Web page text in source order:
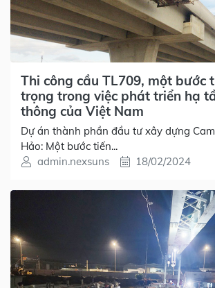
Thi công cầu TL709, một bước
trọng trong việc phát triển hạ
thông của Việt Nam
Dự án thành phần đầu tư xây dựng
Hảo: Một bước tiến...
admin.nexsuns
18/02/2024